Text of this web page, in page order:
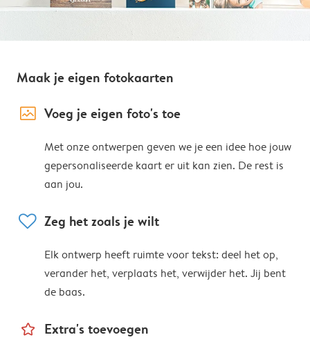
Maak je eigen fotokaarten
image_placeholder Voeg je eigen foto's toe
Met onze ontwerpen geven we je een idee hoe jouw
gepersonaliseerde kaart er uit kan zien. De rest is
aan jou.
heart Zeg het zoals je wilt
Elk ontwerp heeft ruimte voor tekst: deel het op,
verander het, verplaats het, verwijder het. Jij bent
de baas.
star_outline Extra's toevoegen